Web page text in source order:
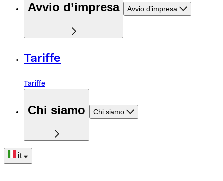
Avvio d’impresa Avvio d’impresa
Tariffe
Tariffe
Chi siamo Chi siamo
it